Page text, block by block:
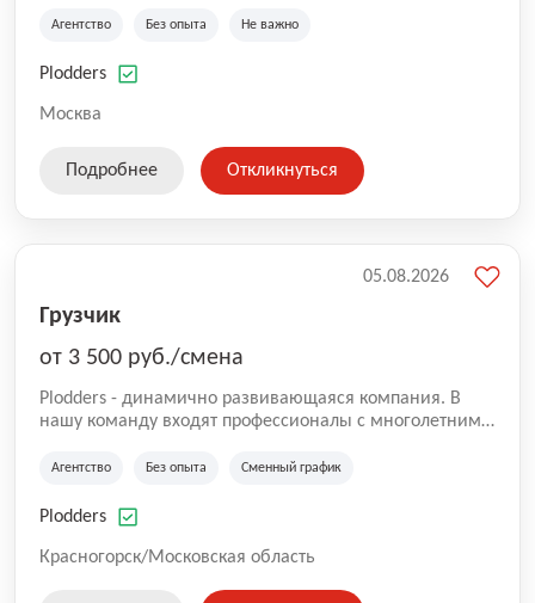
на рынке аутсорсинга, а накопленный опыт позволяют
оказываемых услуг.
Агентство Без опыта Не важно
Plodders
Москва
Подробнее Откликнуться
Грузчик
от 3 500 руб./смена
Plodders - динамично развивающаяся компания. В
нашу команду входят профессионалы с многолетним
на рынке аутсорсинга, а накопленный опыт позволяют
оказываемых услуг.
Агентство Без опыта Сменный график
Plodders
Красногорск/Московская область
05.08.2026